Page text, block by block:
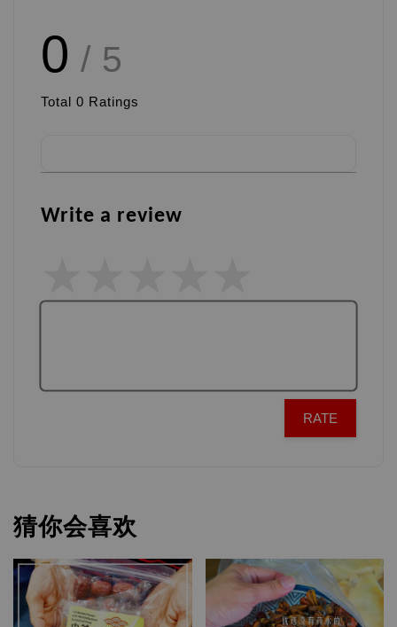
0 / 5
Total 0 Ratings
Write a review
RATE
猜你会喜欢